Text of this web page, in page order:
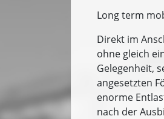
Long term
Direkt im
ohne gleich
Gelegenheit,
angesetzten
enorme
nach der